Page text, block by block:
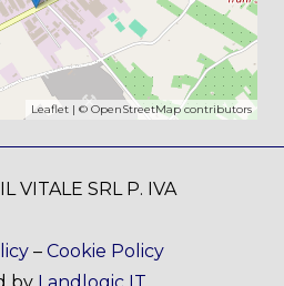
Leaflet | © OpenStreetMapcontributors
VITALE SRL P. IVA
– Cookie Policy